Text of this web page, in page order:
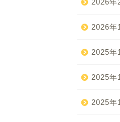
2026年
2025年
2025年
2025年